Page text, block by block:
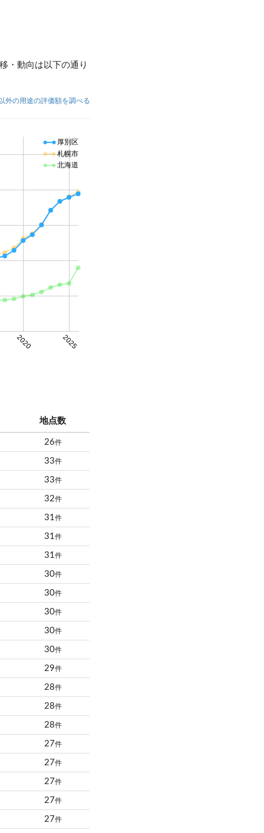
・動向は以下の通り
外の用途の評価額を調べる
2020 2025
厚別区
札幌市
北海道
地点数
26件
33件
33件
32件
31件
31件
31件
30件
30件
30件
30件
30件
29件
28件
28件
28件
27件
27件
27件
27件
27件